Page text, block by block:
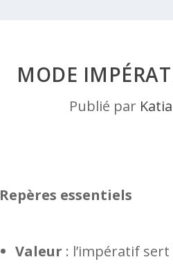
MODE
Publié par
Repères essentiels
Valeur : l’impératif sert